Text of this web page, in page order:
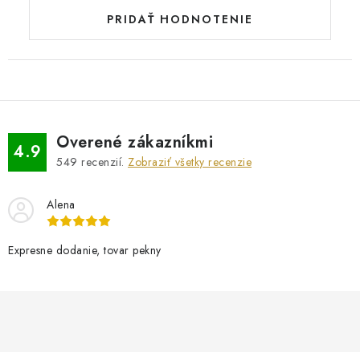
PRIDAŤ HODNOTENIE
4.9 Overené zákazníkmi
549 recenzií. Zobraziť všetky recenzie
Alena
Expresne dodanie, tovar pekny